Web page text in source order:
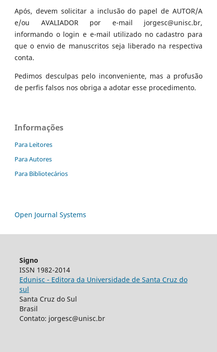
Após, devem solicitar a inclusão do papel de AUTOR/A
e/ou AVALIADOR por e-mail jorgesc@unisc.br,
informando o login e e-mail utilizado no cadastro para
que o envio de manuscritos seja liberado na respectiva
conta.
Pedimos desculpas pelo inconveniente, mas a profusão
de perfis falsos nos obriga a adotar esse procedimento.
Informações
Para Leitores
Para Autores
Para Bibliotecários
Open Journal Systems
Signo
ISSN 1982-2014
Edunisc - Editora da Universidade de Santa Cruz do
sul
Santa Cruz do Sul
Brasil
Contato: jorgesc@unisc.br